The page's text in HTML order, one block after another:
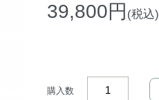
39,800円 (税込)
購入数